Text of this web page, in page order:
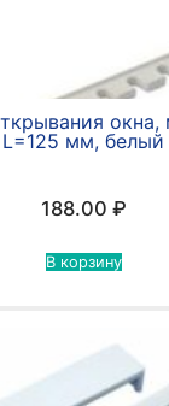
окна,
L=125 мм, белый
188.00 ₽
В корзину